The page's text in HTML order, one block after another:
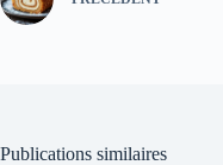
Publications similaires